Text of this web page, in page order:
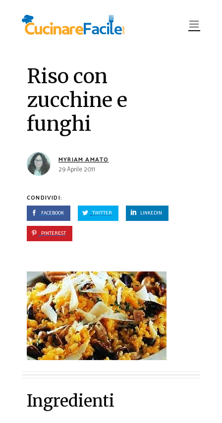
Riso con
zucchine e
funghi
MYRIAM AMATO
29 Aprile 2011
CONDIVIDI:
FACEBOOK TWITTER LINKEDIN
PINTEREST
Ingredienti